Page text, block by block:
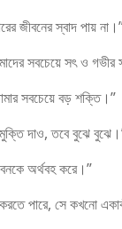
জীবনের স্বাদ পায়
সবচেয়ে সৎ ও
সবচেয়ে বড় শক্তি।”
দাও, তবে বুঝে
অর্থবহ করে।”
পারে, সে কখনো